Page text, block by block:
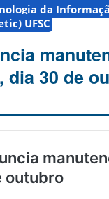
da
UFSC
dia 30 de